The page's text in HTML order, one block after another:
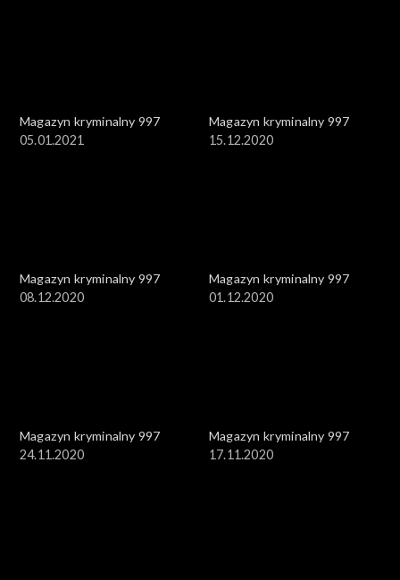
Magazyn kryminalny 997
05.01.2021
Magazyn kryminalny 997
15.12.2020
Magazyn kryminalny 997
08.12.2020
Magazyn kryminalny 997
01.12.2020
Magazyn kryminalny 997
24.11.2020
Magazyn kryminalny 997
17.11.2020